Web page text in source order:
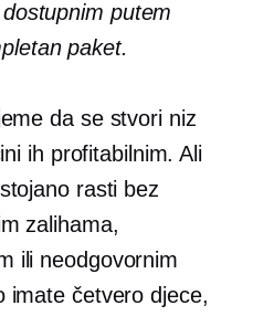
putem
paket.
da se stvori niz
ih profitabilnim. Ali
rasti bez
zalihama,
ili neodgovornim
imate četvero djece,